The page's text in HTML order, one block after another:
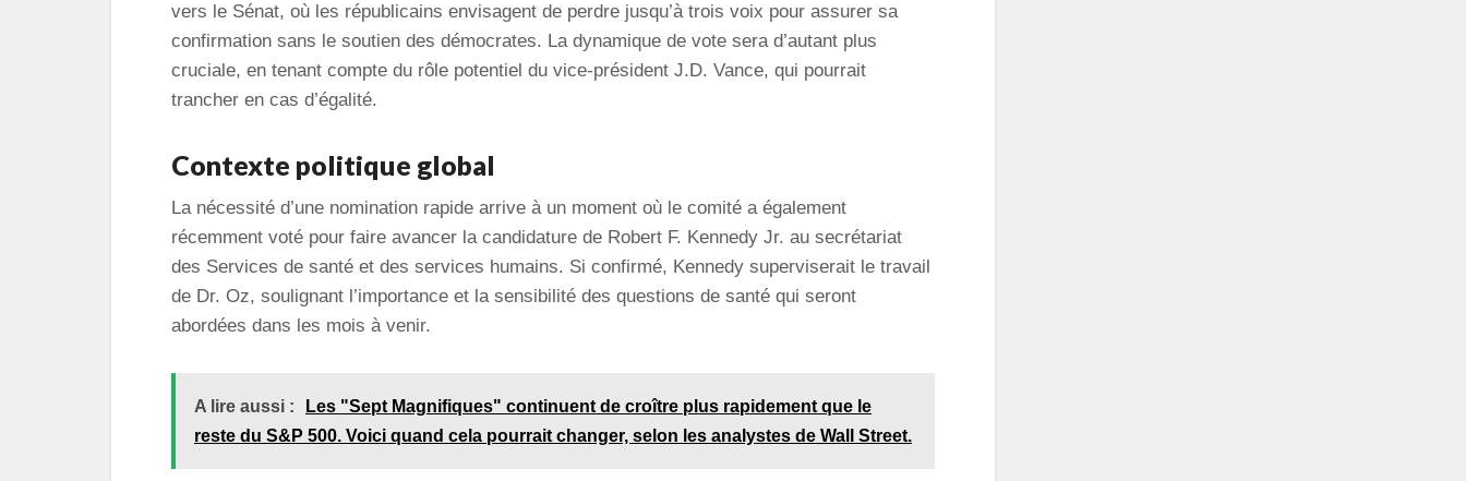
vers le Sénat, où les républicains envisagent de perdre jusqu’à trois voix pour assurer sa
confirmation sans le soutien des démocrates. La dynamique de vote sera d’autant plus
cruciale, en tenant compte du rôle potentiel du vice-président J.D. Vance, qui pourrait
trancher en cas d’égalité.
Contexte politique global
La nécessité d’une nomination rapide arrive à un moment où le comité a également
récemment voté pour faire avancer la candidature de Robert F. Kennedy Jr. au secrétariat
des Services de santé et des services humains. Si confirmé, Kennedy superviserait le travail
de Dr. Oz, soulignant l’importance et la sensibilité des questions de santé qui seront
abordées dans les mois à venir.
A lire aussi :
Les "Sept Magnifiques" continuent de croître plus rapidement que le
reste du S&P 500. Voici quand cela pourrait changer, selon les analystes de Wall Street.